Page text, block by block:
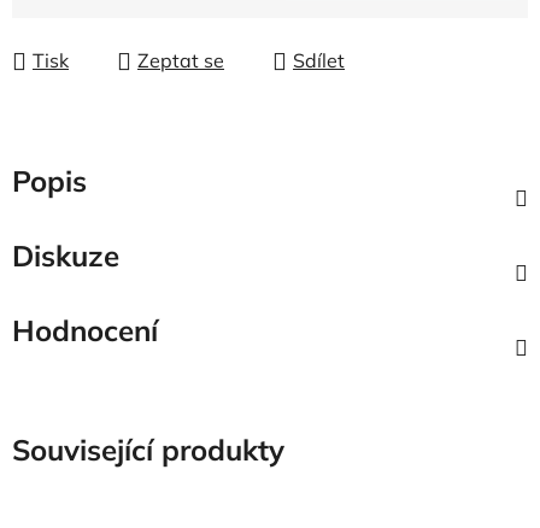
Tisk Zeptat se Sdílet
Popis
Diskuze
Hodnocení
Související produkty